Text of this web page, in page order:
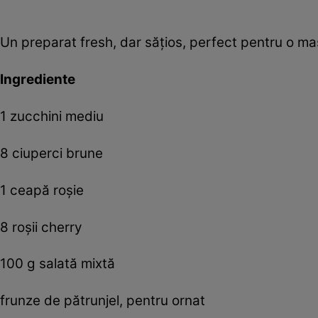
Un preparat fresh, dar săţios, perfect pentru o
Ingrediente
1 zucchini mediu
8 ciuperci brune
1 ceapă roşie
8 roşii cherry
100 g salată mixtă
frunze de pătrunjel, pentru ornat